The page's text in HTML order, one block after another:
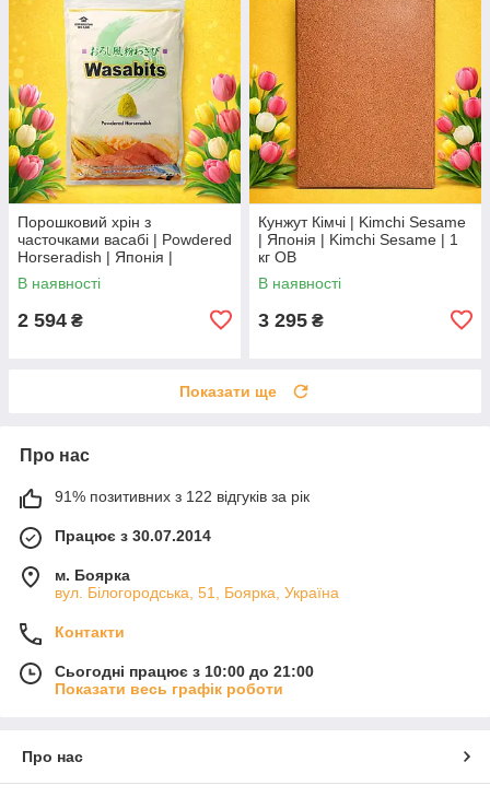
Порошковий хрін з
часточками васабі | Powdered
Horseradish | Японія |
Kinjirushi | 1 кг | гострий запас
ОВ
В наявності
2 594 ₴
Кунжут Кімчі | Kimchi Sesame
| Японія | Kimchi Sesame | 1
кг ОВ
В наявності
3 295 ₴
Показати ще
Про нас
91% позитивних з 122 відгуків за рік
Працює з 30.07.2014
м. Боярка
вул. Білогородська, 51, Боярка, Україна
Контакти
Сьогодні працює з 10:00 до 21:00
Показати весь графік роботи
Про нас